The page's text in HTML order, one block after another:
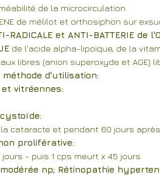
de la microcirculation
de mélilot et orthosiphon sur
RADICALE et ANTI-BATTERIE de
de l'acide alpha-lipoïque, de la
libres (anion superoxyde et AGE)
d'utilisation:
vitréennes:
cataracte et pendant 60 jours après
proliférative:
jours - puis 1 cps meurt x 45 jours
np; Rétinopathie